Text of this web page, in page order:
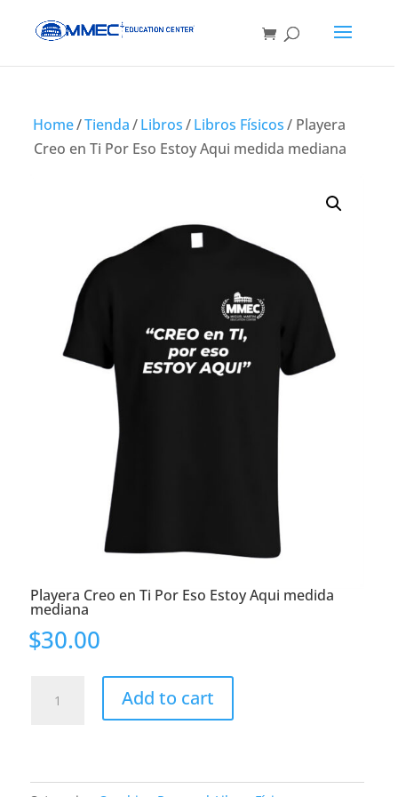
Home/Tienda/Libros/Libros Físicos/ Playera
Creo en Ti Por Eso Estoy Aqui medida mediana
Playera Creo en Ti Por Eso Estoy Aqui medida
mediana
$30.00
Creo
Por
Add to cart